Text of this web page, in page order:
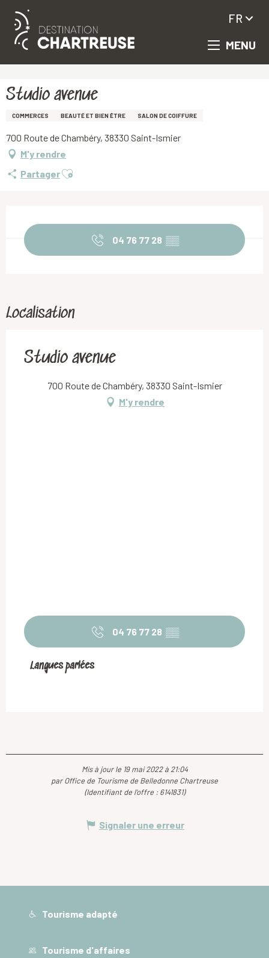
Aller
principal
MENU
FR
Studio avenue
COMMERCES BEAUTÉ ET BIEN ÊTRE SALON DE COIFFURE
700 Route de Chambéry, 38330 Saint-Ismier
M'y rendre
PartagerAjouter aux favoris
04 76 77 28 ▒▒
Localisation
Studio avenue
700 Route de Chambéry, 38330 Saint-Ismier
M'y rendre
04 76 77 28 ▒▒
Langues parlées
Langues parlées
Mis à jour le 19 mai 2022 à 21:04
par Office de Tourisme de Belledonne Chartreuse
(Identifiant de l'offre : 6141831)
Signaler une erreur
Tourisme adapté
Tourisme d'affaires